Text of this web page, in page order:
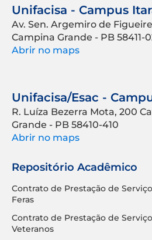
Unifacisa - Campus
Av. Sen. Argemiro de
Campina Grande - PB 58411-
Abrir no maps
Unifacisa/Esac -
R. Luíza Bezerra Mota, 200
Grande - PB 58410-410
Abrir no maps
Repositório Acadêmico
Contrato de Prestação de
Feras
Contrato de Prestação de
Veteranos